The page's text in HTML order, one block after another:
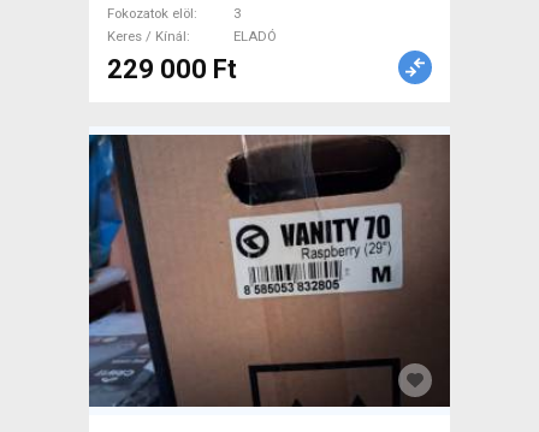
Fokozatok elöl
3
Keres / Kínál
ELADÓ
229 000 Ft